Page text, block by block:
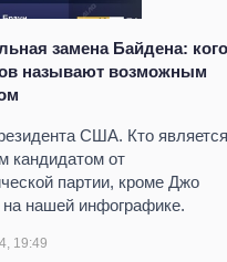
замена Байдена:
называют возможным
США. Кто является
кандидатом от
партии, кроме Джо
нашей инфографике.
19:49